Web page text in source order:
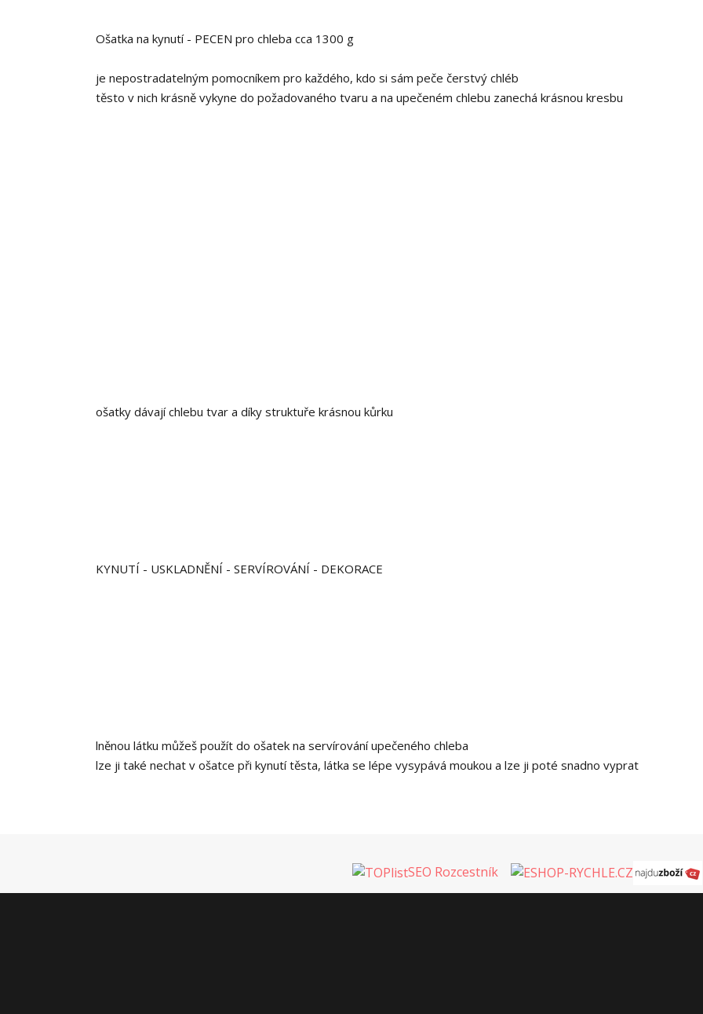
Ošatka na kynutí - PECEN pro chleba cca 1300 g
je nepostradatelným pomocníkem pro každého, kdo si sám peče čerstvý chléb
těsto v nich krásně vykyne do požadovaného tvaru a na upečeném chlebu zanechá krásnou kresbu
ošatky dávají chlebu tvar a díky struktuře krásnou kůrku
KYNUTÍ - USKLADNĚNÍ - SERVÍROVÁNÍ - DEKORACE
lněnou látku můžeš použít do ošatek na servírování upečeného chleba
lze ji také nechat v ošatce při kynutí těsta, látka se lépe vysypává moukou a lze ji poté snadno vyprat
SEO Rozcestník